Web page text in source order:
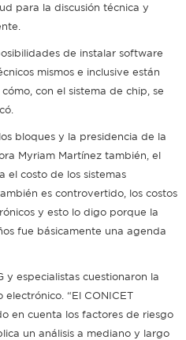
para la discusión técnica y
de instalar software
mismos e inclusive están
con el sistema de chip, se
bloques y la presidencia de la
Myriam Martínez también, el
el costo de los sistemas
es controvertido, los costos
y esto lo digo porque la
fue básicamente una agenda
y especialistas cuestionaron la
“El CONICET
en cuenta los factores de riesgo
un análisis a mediano y largo